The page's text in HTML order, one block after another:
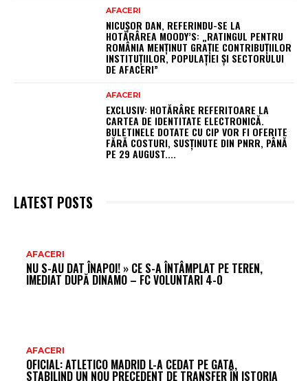
AFACERI
NICUȘOR DAN, REFERINDU-SE LA
HOTĂRÂREA MOODY’S: „RATINGUL PENTRU
ROMÂNIA MENȚINUT GRAȚIE CONTRIBUȚIILOR
INSTITUȚIILOR, POPULAȚIEI ȘI SECTORULUI
DE AFACERI”
AFACERI
EXCLUSIV: HOTĂRÂRE REFERITOARE LA
CARTEA DE IDENTITATE ELECTRONICĂ.
BULETINELE DOTATE CU CIP VOR FI OFERITE
FĂRĂ COSTURI, SUSȚINUTE DIN PNRR, PÂNĂ
PE 29 AUGUST....
LATEST POSTS
AFACERI
NU S-AU DAT ÎNAPOI! » CE S-A ÎNTÂMPLAT PE TEREN,
IMEDIAT DUPĂ DINAMO – FC VOLUNTARI 4-0
AFACERI
OFICIAL: ATLETICO MADRID L-A CEDAT PE GATA,
STABILIND UN NOU PRECEDENT DE TRANSFER ÎN ISTORIA